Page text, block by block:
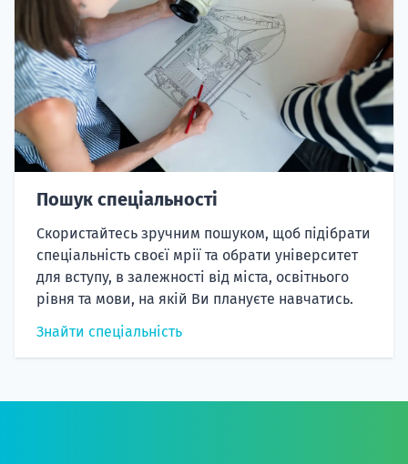
Пошук спеціальності
Скористайтесь зручним пошуком, щоб підібрати
спеціальність своєї мрії та обрати університет
для вступу, в залежності від міста, освітнього
рівня та мови, на якій Ви плануєте навчатись.
Знайти спеціальність